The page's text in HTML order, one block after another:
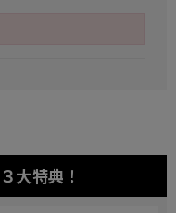
３大特典！